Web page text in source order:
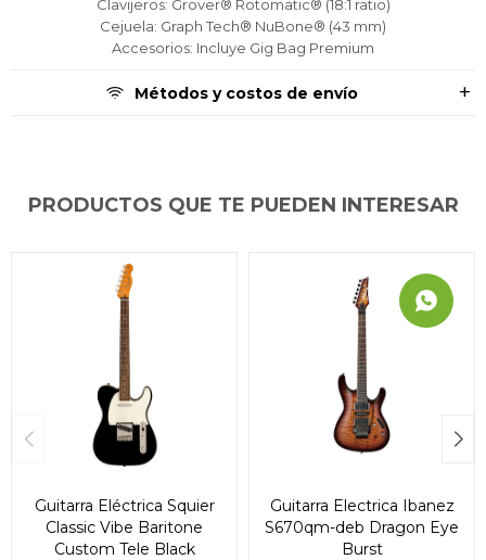
Clavijeros: Grover® Rotomatic® (18:1 ratio)
Cejuela: Graph Tech® NuBone® (43 mm)
Accesorios: Incluye Gig Bag Premium
Métodos y costos de envío
PRODUCTOS QUE TE PUEDEN INTERESAR
Guitarra Eléctrica Squier
Classic Vibe Baritone
Custom Tele Black
Guitarra Electrica Ibanez
S670qm-deb Dragon Eye
Burst